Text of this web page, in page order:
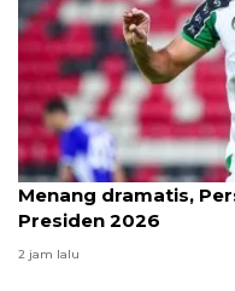
Menang dramatis,
Presiden 2026
2 jam lalu